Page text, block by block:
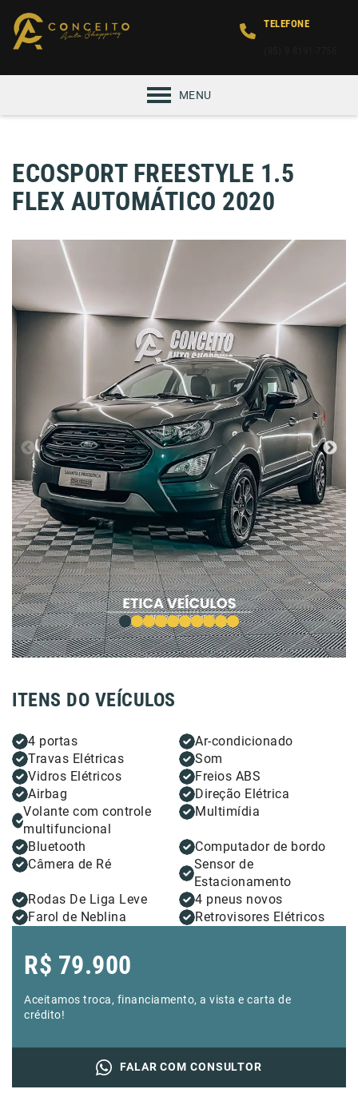
TELEFONE
MENU
ECOSPORT FREESTYLE 1.5
FLEX AUTOMÁTICO 2020
ITENS DO VEÍCULOS
4 portas
Ar-condicionado
Travas Elétricas
Som
Vidros Elétricos
Freios ABS
Airbag
Direção Elétrica
Volante com controle
multifuncional
Multimídia
Bluetooth
Computador de bordo
Câmera de Ré
Sensor de
Estacionamento
Rodas De Liga Leve
4 pneus novos
Farol de Neblina
Retrovisores Elétricos
R$ 79.900
Aceitamos troca, financiamento, a vista e carta de
crédito!
FALAR COM CONSULTOR